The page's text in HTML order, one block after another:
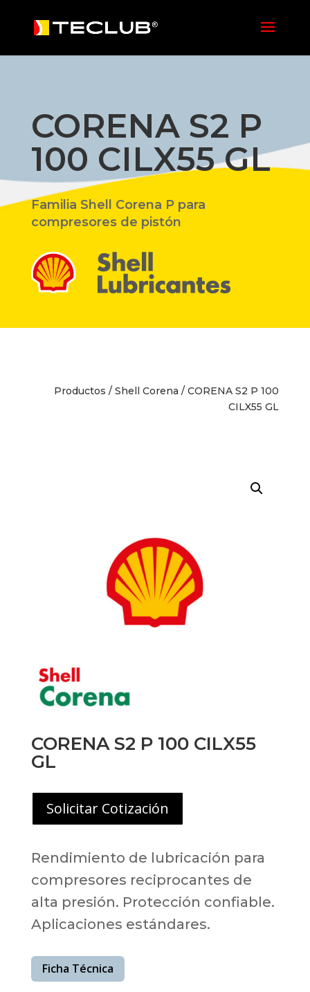
CORENA S2 P
100 CILX55 GL
Familia Shell Corena P para
compresores de pistón
Productos /Shell Corena / CORENA S2 P 100
CILX55 GL
CORENA S2 P 100 CILX55
GL
Solicitar Cotización
Rendimiento de lubricación para
compresores reciprocantes de
alta presión. Protección confiable.
Aplicaciones estándares.
Ficha Técnica